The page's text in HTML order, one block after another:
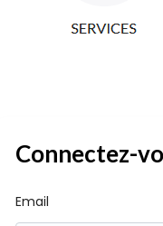
Connectez-
Email